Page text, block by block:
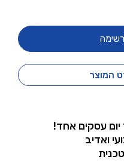
המוצר
יום עסקים אחד!
ואדיב